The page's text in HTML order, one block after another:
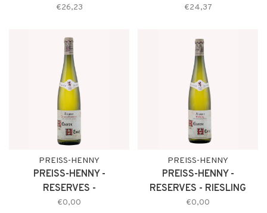
GEWURZTRAMINER
€26,23 €24,37
PREISS-HENNY
PREISS-HENNY -
RESERVES -
GEWURZTRAMINER
€0,00
PREISS-HENNY
PREISS-HENNY -
RESERVES - RIESLING
€0,00